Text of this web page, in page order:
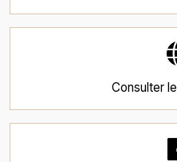
Consulter le